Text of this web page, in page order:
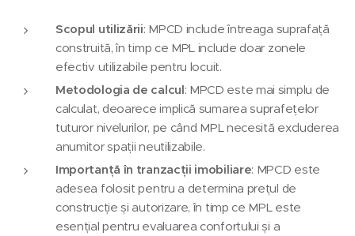
Scopul utilizării: MPCD include întreaga suprafață
construită, în timp ce MPL include doar zonele
efectiv utilizabile pentru locuit.
Metodologia de calcul: MPCD este mai simplu de
calculat, deoarece implică sumarea suprafețelor
tuturor nivelurilor, pe când MPL necesită excluderea
anumitor spații neutilizabile.
Importanță în tranzacții imobiliare: MPCD este
adesea folosit pentru a determina prețul de
construcție și autorizare, în timp ce MPL este
esențial pentru evaluarea confortului și a